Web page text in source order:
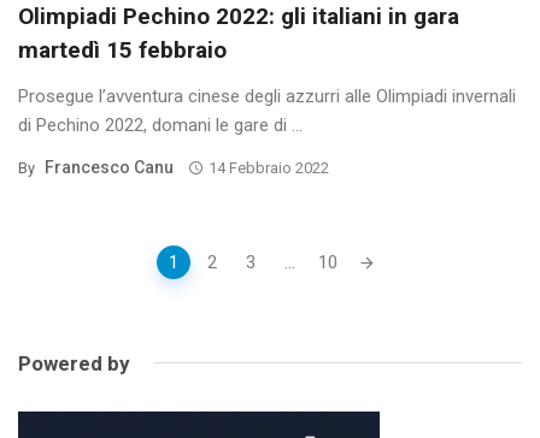
Olimpiadi Pechino 2022: gli italiani in gara
martedì 15 febbraio
Prosegue l’avventura cinese degli azzurri alle Olimpiadi invernali
di Pechino 2022, domani le gare di ...
By Francesco Canu 14 Febbraio 2022
1 2 3 ... 10
Powered by